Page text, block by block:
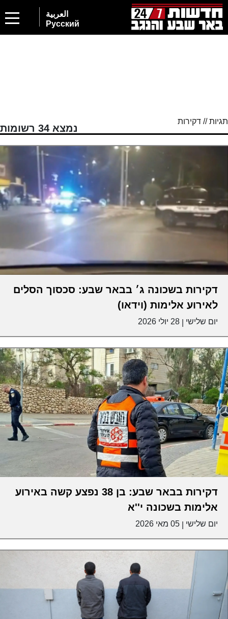
العربية
Русский
תגיות // דקירות
נמצא 34 רשומות
דקירות בשכונה ג׳ בבאר שבע: סכסוך הסלים
לאירוע אלימות (וידאו)
יום שלישי 28 יולי 2026
דקירות בבאר שבע: בן 38 נפצע קשה באירוע
אלימות בשכונה י''א
יום שלישי 05 מאי 2026
2